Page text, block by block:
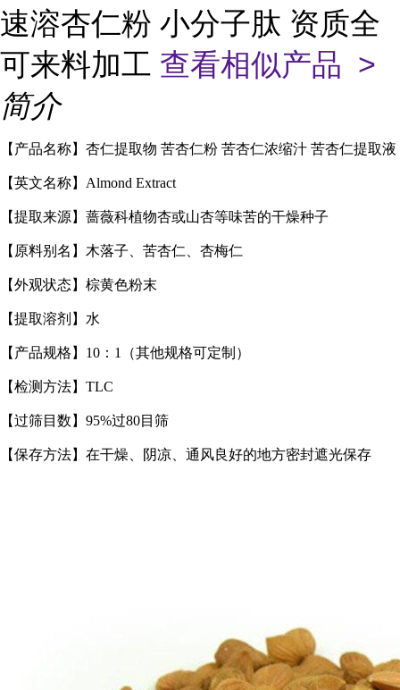
速溶杏仁粉 小分子肽 资质全
可来料加工 查看相似产品 >
简介
【产品名称】杏仁提取物 苦杏仁粉 苦杏仁浓缩汁 苦杏仁提取液
【英文名称】Almond Extract
【提取来源】蔷薇科植物杏或山杏等味苦的干燥种子
【原料别名】木落子、苦杏仁、杏梅仁
【外观状态】棕黄色粉末
【提取溶剂】水
【产品规格】10：1（其他规格可定制）
【检测方法】TLC
【过筛目数】95%过80目筛
【保存方法】在干燥、阴凉、通风良好的地方密封遮光保存